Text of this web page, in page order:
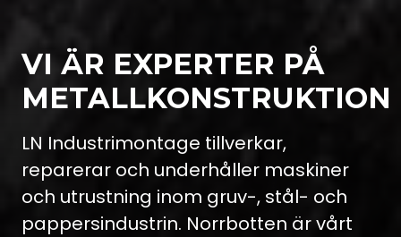
VI ÄR EXPERTER PÅ
METALLKONSTRUKTION
LN Industrimontage tillverkar,
reparerar och underhåller maskiner
och utrustning inom gruv-, stål- och
pappersindustrin. Norrbotten är vårt